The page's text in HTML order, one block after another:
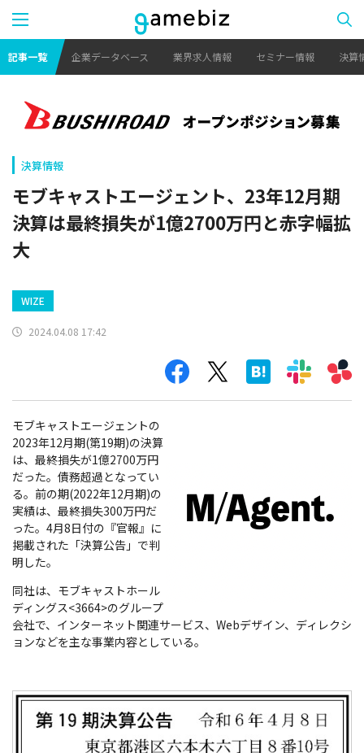
記事一覧 企業データベース 業界求人情報 セミナー情報 決算
決算情報
モブキャストエージェント、23年12月期
決算は最終損失が1億2700万円と赤字幅拡
大
WIZE
2024.04.08 17:42
モブキャストエージェントの
2023年12月期(第19期)の決算
は、最終損失が1億2700万円
だった。債務超過となってい
る。前の期(2022年12月期)の
実績は、最終損失300万円だ
った。4月8日付の『官報』に
掲載された「決算公告」で判
明した。
同社は、モブキャストホール
ディングス<3664>のグループ
会社で、インターネット関連サービス、Webデザイン、ディレクシ
ョンなどを主な事業内容としている。